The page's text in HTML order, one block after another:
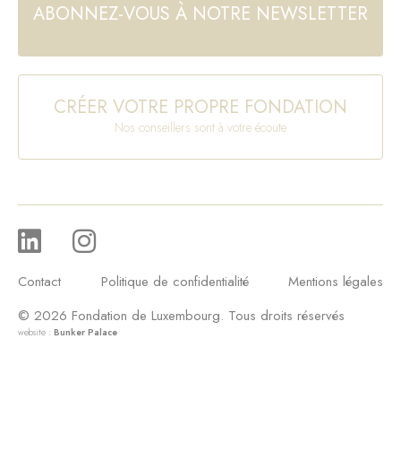
ABONNEZ-VOUS À NOTRE NEWSLETTER
CRÉER VOTRE PROPRE FONDATION
Nos conseillers sont à votre écoute
Contact Politique de confidentialité
Mentions légales
© 2026 Fondation de Luxembourg. Tous droits réservés
website : Bunker Palace